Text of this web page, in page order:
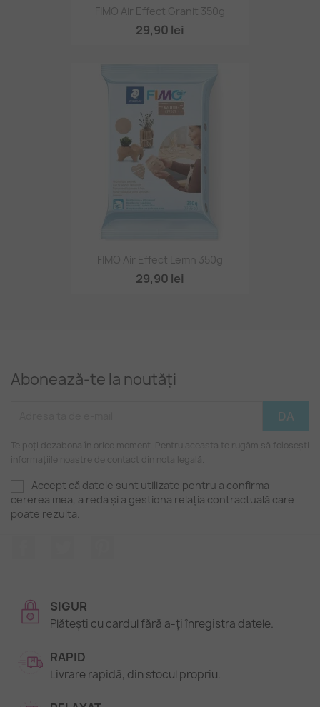
FIMO Air Effect Granit 350g
29,90 lei
FIMO Air Effect Lemn 350g
29,90 lei
Abonează-te la noutăți
Te poți dezabona în orice moment. Pentru aceasta te rugăm să folosești
informațiile noastre de contact din nota legală.
Accept că datele sunt utilizate pentru a confirma
cererea mea, a reda și a gestiona relația contractuală care
poate rezulta.
SIGUR
Plătești cu cardul fără a-ți înregistra datele.
RAPID
Livrare rapidă, din stocul propriu.